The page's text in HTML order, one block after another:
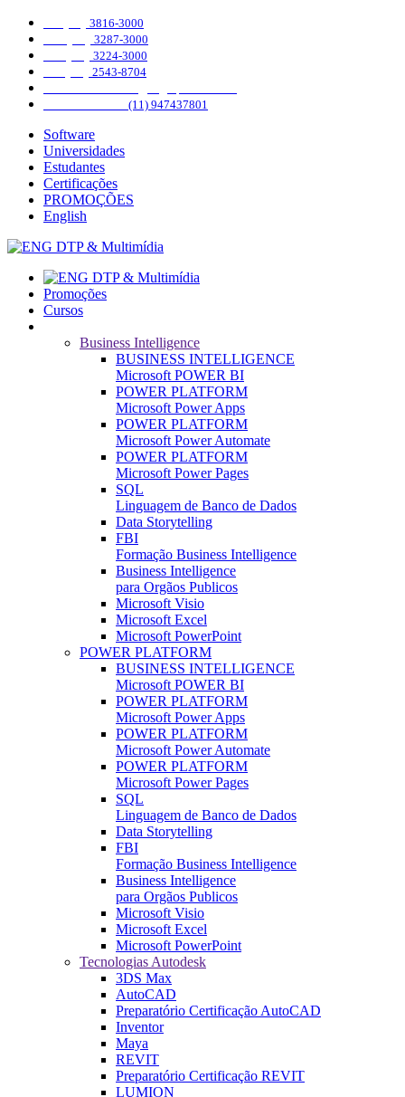
3816-3000
3287-3000
3224-3000
2543-8704
(11) 947437801
Software
Universidades
Estudantes
Certificações
PROMOÇÕES
English
Promoções
Cursos
Business Intelligence
BUSINESS INTELLIGENCE
Microsoft POWER BI
POWER PLATFORM
Microsoft Power Apps
POWER PLATFORM
Microsoft Power Automate
POWER PLATFORM
Microsoft Power Pages
SQL
Linguagem de Banco de Dados
Data Storytelling
FBI
Formação Business Intelligence
Business Intelligence
para Orgãos Publicos
Microsoft Visio
Microsoft Excel
Microsoft PowerPoint
POWER PLATFORM
BUSINESS INTELLIGENCE
Microsoft POWER BI
POWER PLATFORM
Microsoft Power Apps
POWER PLATFORM
Microsoft Power Automate
POWER PLATFORM
Microsoft Power Pages
SQL
Linguagem de Banco de Dados
Data Storytelling
FBI
Formação Business Intelligence
Business Intelligence
para Orgãos Publicos
Microsoft Visio
Microsoft Excel
Microsoft PowerPoint
Tecnologias Autodesk
3DS Max
AutoCAD
Preparatório Certificação AutoCAD
Inventor
Maya
REVIT
Preparatório Certificação REVIT
LUMION